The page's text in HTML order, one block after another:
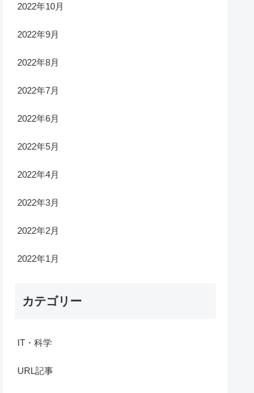
2022年10月
2022年9月
2022年8月
2022年7月
2022年6月
2022年5月
2022年4月
2022年3月
2022年2月
2022年1月
カテゴリー
IT・科学
URL記事